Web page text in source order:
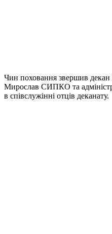
Чин поховання звершив декан
Мирослав СИПКО та
в співслужінні отців деканату.